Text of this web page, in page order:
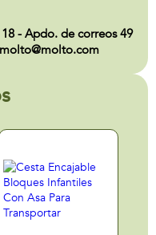
- Apdo. de correos 49